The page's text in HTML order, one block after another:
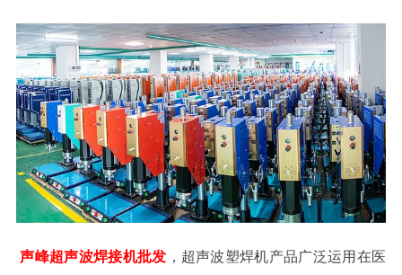
声峰超声波焊接机批发 ，超声波塑焊机产品广泛运用在医